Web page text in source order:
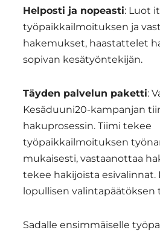
Helposti ja nopeasti: Luot
työpaikkailmoituksen ja
hakemukset, haastattelet
sopivan kesätyöntekijän.
Täyden palvelun paketti:
Kesäduuni20-kampanjan
hakuprosessin. Tiimi tekee
työpaikkailmoituksen
mukaisesti, vastaanottaa
tekee hakijoista esivalinnat.
lopullisen valintapäätöksen
Sadalle ensimmäiselle